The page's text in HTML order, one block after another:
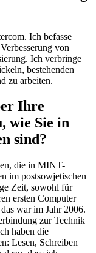
Ich befasse
von
Ich verbringe
bestehenden
zu arbeiten.
Ihre
wie Sie in
sind?
die in MINT-
im postsowjetischen
Zeit, sowohl für
ersten Computer
war im Jahr 2006.
zur Technik
haben die
Lesen, Schreiben